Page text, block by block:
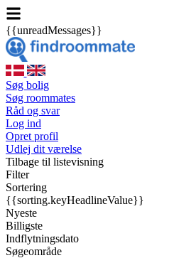
{{unreadMessages}}
Søg bolig
Søg roommates
Råd og svar
Log ind
Opret profil
Udlej dit værelse
Tilbage til listevisning
Filter
Sortering
{{sorting.keyHeadlineValue}}
Nyeste
Billigste
Indflytningsdato
Søgeområde